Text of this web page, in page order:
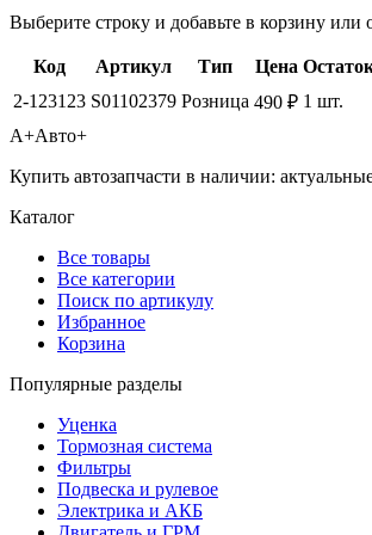
Выберите строку и добавьте в корзину или
Код Артикул Тип Цена
2-123123 S01102379 Розница 490 ₽ 1 шт.
А+Авто+
Купить автозапчасти в наличии:
Каталог
Все товары
Все категории
Поиск по артикулу
Избранное
Корзина
Популярные разделы
Уценка
Тормозная система
Фильтры
Подвеска и рулевое
Электрика и АКБ